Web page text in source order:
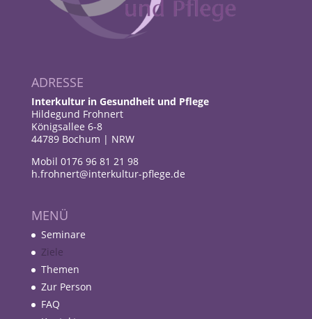
ADRESSE
Interkultur in Gesundheit und Pflege
Hildegund Frohnert
Königsallee 6-8
44789 Bochum | NRW
Mobil 0176 96 81 21 98
h.frohnert@interkultur-pflege.de
MENÜ
Seminare
Ziele
Themen
Zur Person
FAQ